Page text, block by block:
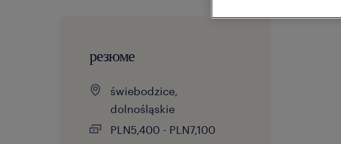
резюме
świebodzice,
dolnośląskie
PLN5,400 - PLN7,100